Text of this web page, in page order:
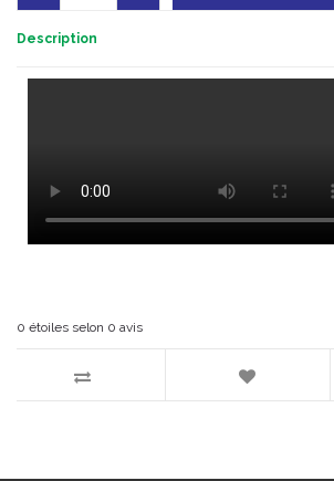
Description
0 étoiles selon 0 avis